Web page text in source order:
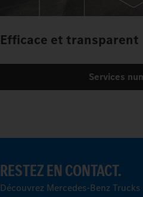
Efficace et transparent
Services
RESTEZ EN CONTACT.
Découvrez Mercedes‑Benz